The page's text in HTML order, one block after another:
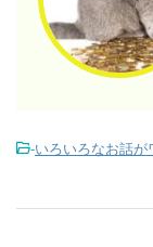
-いろいろなお話